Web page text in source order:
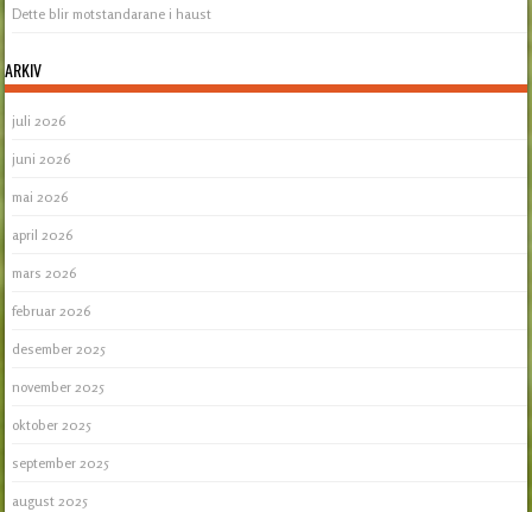
Dette blir motstandarane i haust
ARKIV
juli 2026
juni 2026
mai 2026
april 2026
mars 2026
februar 2026
desember 2025
november 2025
oktober 2025
september 2025
august 2025